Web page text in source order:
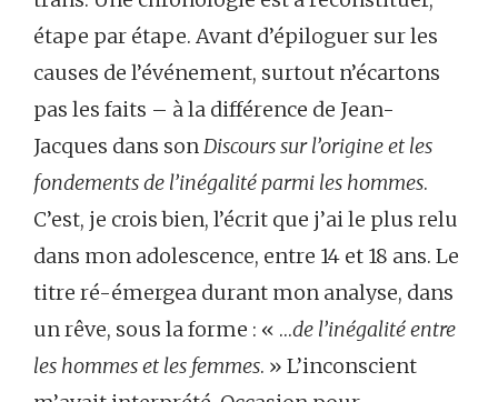
étape par étape. Avant d’épiloguer sur les
causes de l’événement, surtout n’écartons
pas les faits – à la différence de Jean-
Jacques dans sonDiscours sur l’origine et les
fondements de l’inégalité parmi les hommes.
C’est, je crois bien, l’écrit que j’ai le plus relu
dans mon adolescence, entre 14 et 18 ans. Le
titre ré-émergea durant mon analyse, dans
un rêve, sous la forme : « …de l’inégalité entre
les hommes et les femmes. » L’inconscient